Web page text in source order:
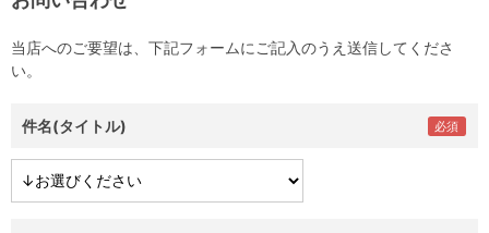
当店へのご要望は、下記フォームにご記入のうえ送信してくださ
い。
件名(タイトル)